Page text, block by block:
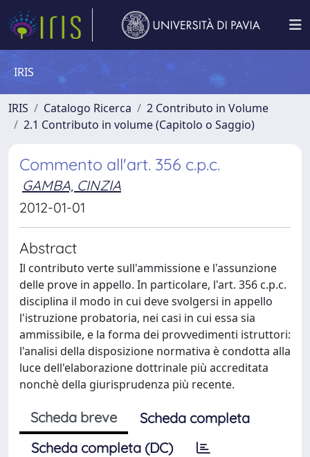
IRIS
IRIS Catalogo Ricerca
2 Contributo in Volume
2.1 Contributo in volume (Capitolo o Saggio)
Commento all'art. 356 c.p.c.
GAMBA, CINZIA
2012-01-01
Abstract
Il contributo verte sull'ammissione e l'assunzione
delle prove in appello. In particolare, l'art. 356 c.p.c.
disciplina il modo in cui deve svolgersi in appello
l'istruzione probatoria, nei casi in cui essa sia
ammissibile, e la forma dei provvedimenti istruttori:
l'analisi della disposizione normativa è condotta alla
luce dell'elaborazione dottrinale più accreditata
nonchè della giurisprudenza più recente.
Scheda breve
Scheda completa
Scheda completa (DC)